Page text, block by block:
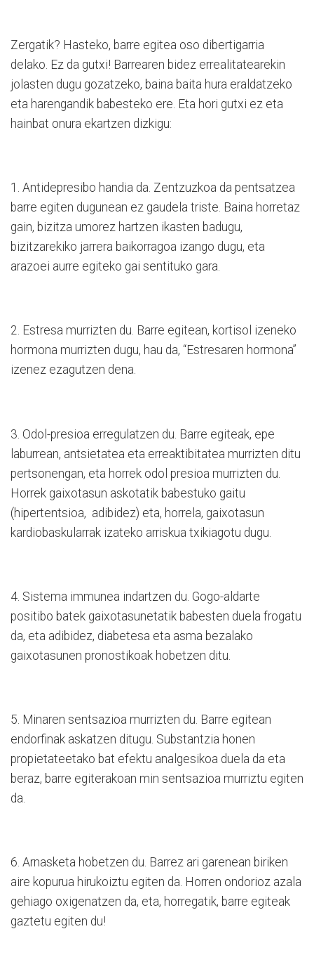
Zergatik? Hasteko, barre egitea oso dibertigarria
delako. Ez da gutxi! Barrearen bidez errealitatearekin
jolasten dugu gozatzeko, baina baita hura eraldatzeko
eta harengandik babesteko ere. Eta hori gutxi ez eta
hainbat onura ekartzen dizkigu:
1. Antidepresibo handia da. Zentzuzkoa da pentsatzea
barre egiten dugunean ez gaudela triste. Baina horretaz
gain, bizitza umorez hartzen ikasten badugu,
bizitzarekiko jarrera baikorragoa izango dugu, eta
arazoei aurre egiteko gai sentituko gara.
2. Estresa murrizten du. Barre egitean, kortisol izeneko
hormona murrizten dugu, hau da, “Estresaren hormona”
izenez ezagutzen dena.
3. Odol-presioa erregulatzen du. Barre egiteak, epe
laburrean, antsietatea eta erreaktibitatea murrizten ditu
pertsonengan, eta horrek odol presioa murrizten du.
Horrek gaixotasun askotatik babestuko gaitu
(hipertentsioa, adibidez) eta, horrela, gaixotasun
kardiobaskularrak izateko arriskua txikiagotu dugu.
4. Sistema immunea indartzen du. Gogo-aldarte
positibo batek gaixotasunetatik babesten duela frogatu
da, eta adibidez, diabetesa eta asma bezalako
gaixotasunen pronostikoak hobetzen ditu.
5. Minaren sentsazioa murrizten du. Barre egitean
endorfinak askatzen ditugu. Substantzia honen
propietateetako bat efektu analgesikoa duela da eta
beraz, barre egiterakoan min sentsazioa murriztu egiten
da.
6. Arnasketa hobetzen du. Barrez ari garenean biriken
aire kopurua hirukoiztu egiten da. Horren ondorioz azala
gehiago oxigenatzen da, eta, horregatik, barre egiteak
gaztetu egiten du!